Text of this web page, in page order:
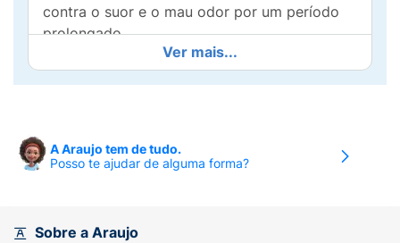
contra o suor e o mau odor por um período
prolongado.
Proteção Clínica e Cuidado Hidratante:
Ultra Proteção Ativa
transpiração intensa.
de Abacate, Óleo de Girassol e Vitamina E
Ver mais...
A Araujo tem de tudo.
Posso te ajudar de alguma forma?
Sobre a Araujo